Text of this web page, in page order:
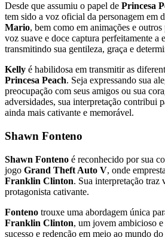
Desde que assumiu o papel de Princesa
tem sido a voz oficial da personagem em
Mario, bem como em animações e
voz suave e doce captura perfeitamente a
transmitindo sua gentileza, graça e
Kelly é habilidosa em transmitir as
Princesa Peach. Seja expressando sua
preocupação com seus amigos ou sua
adversidades, sua interpretação contribui
ainda mais cativante e memorável.
Shawn Fonteno
Shawn Fonteno é reconhecido por sua
jogo Grand Theft Auto V, onde
Franklin Clinton. Sua interpretação traz
protagonista cativante.
Fonteno trouxe uma abordagem única
Franklin Clinton, um jovem ambicioso
sucesso e redenção em meio ao mundo